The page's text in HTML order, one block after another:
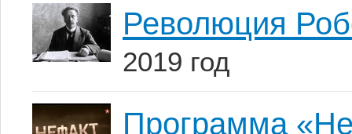
Революция
2019 год
Программа